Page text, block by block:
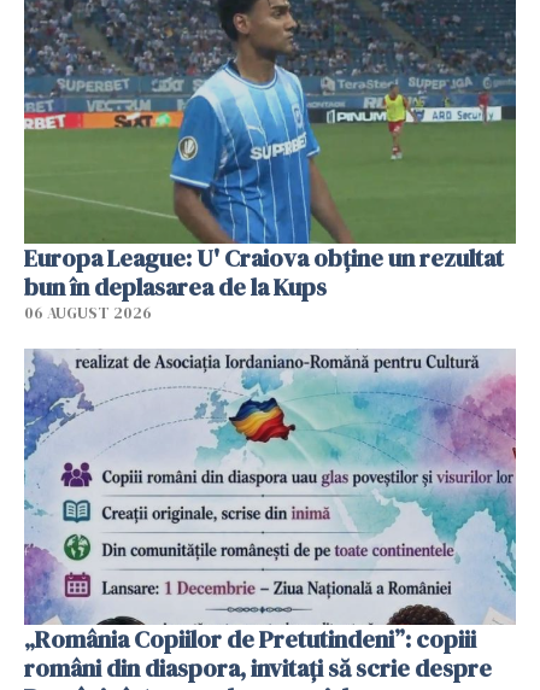
Europa League: U' Craiova obține un rezultat
bun în deplasarea de la Kups
06 AUGUST 2026
„România Copiilor de Pretutindeni”: copiii
români din diaspora, invitați să scrie despre